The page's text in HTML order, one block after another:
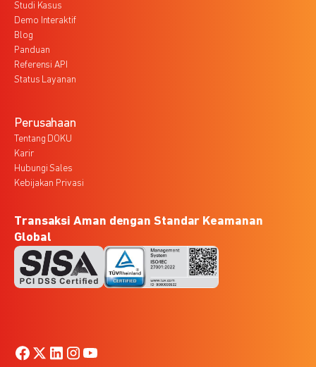
Studi Kasus
Demo Interaktif
Blog
Panduan
Referensi API
Status Layanan
Perusahaan
Tentang DOKU
Karir
Hubungi Sales
Kebijakan Privasi
Transaksi Aman dengan Standar Keamanan
Global